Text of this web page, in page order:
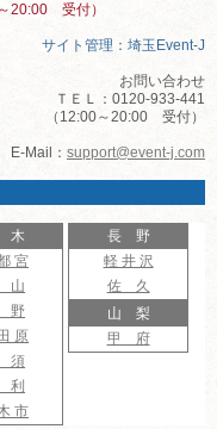
20:00 受付）
サイト管理：埼玉Event-J
お問い合わせ
ＴＥＬ：0120-933-441
（12:00～20:00 受付）
E-Mail： support@event-j.com
木
宮
山
野
原
須
利
市
長 野
軽 井 沢
佐 久
山 梨
甲 府